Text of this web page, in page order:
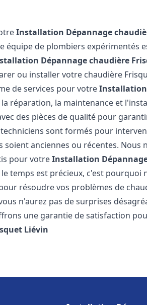
Installation Dépannage
équipe de plombiers expérimentés
Dépannage chaudière
ou installer votre chaudière
de services pour votreInstallation
réparation, la maintenance et
des pièces de qualité pour
sont formés pour
soient anciennes ou récentes. Nous
pour votreInstallation
temps est précieux, c'est pourquoi
résoudre vos problèmes de
n'aurez pas de surprises
une garantie de satisfaction
Liévin